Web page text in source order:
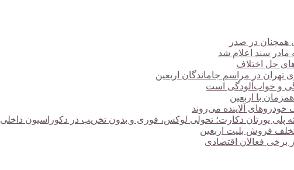
همچنان در صدر
حل اختلاف
و خواب‌آلودگی است
آلاینده می‌روند
پلی یورتان دکارت؛ تحولی لوکس، فوری و بدون تخریب در دکوراسیون داخلی
برخی فعالان اقتصادی